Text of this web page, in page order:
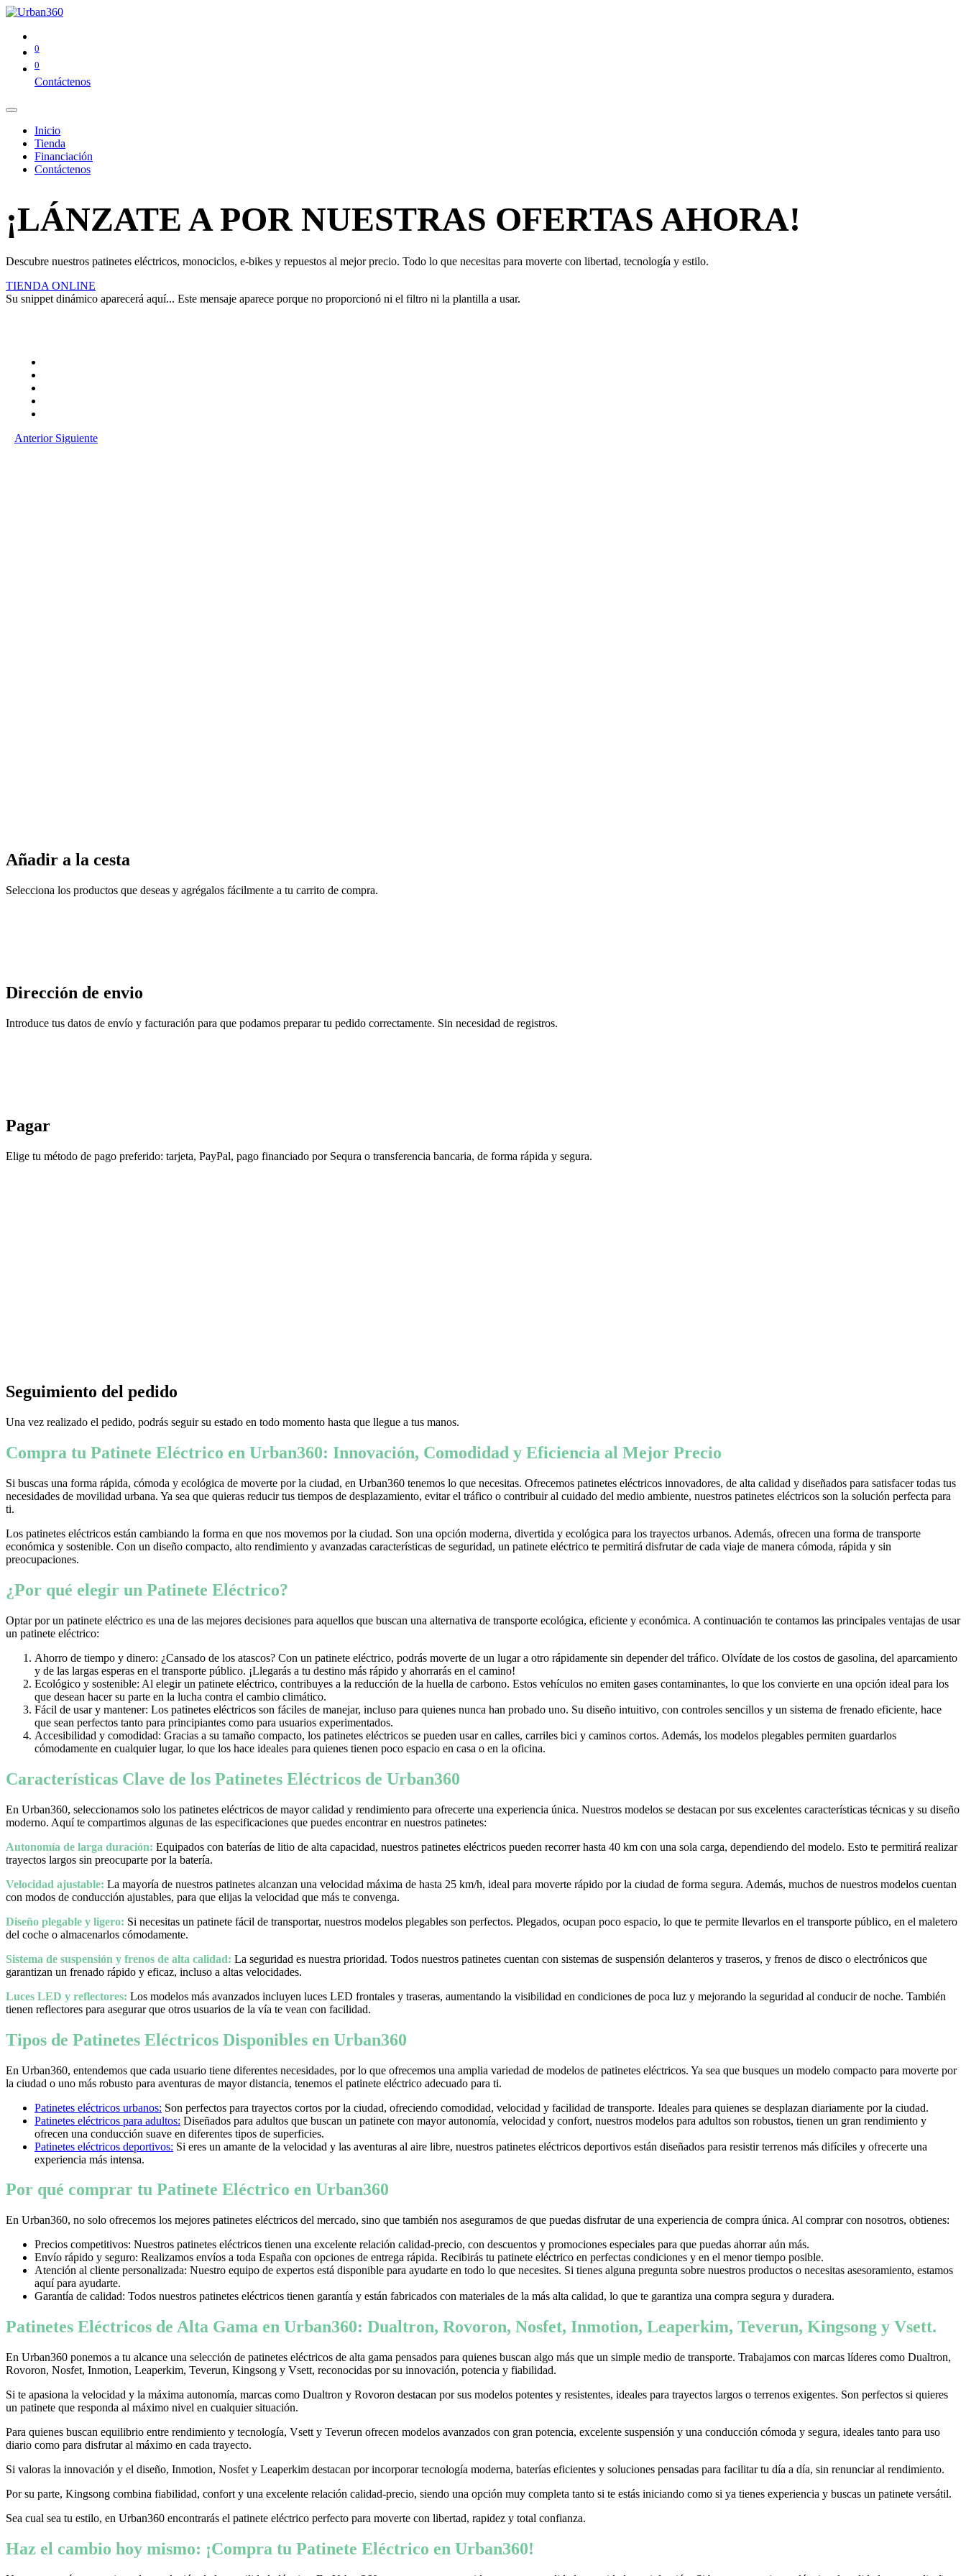
0
0
Contáctenos
Inicio
Tienda
Financiación
Contáctenos
¡LÁNZATE A POR NUESTRAS OFERTAS AHORA!
Descubre nuestros patinetes eléctricos, monociclos, e-bikes y repuestos al mejor precio. Todo lo que necesitas para moverte con libertad, tecnología y estilo.
TIENDA ONLINE
Su snippet dinámico aparecerá aquí... Este mensaje aparece porque no proporcionó ni el filtro ni la plantilla a usar.
Anterior Siguiente
Añadir a la cesta
Selecciona los productos que deseas y agrégalos fácilmente a tu carrito de compra.
Dirección de envio
Introduce tus datos de envío y facturación para que podamos preparar tu pedido correctamente. Sin necesidad de registros.
Pagar
Elige tu método de pago preferido: tarjeta, PayPal, pago financiado por Sequra o transferencia bancaria, de forma rápida y segura.
Seguimiento del pedido
Una vez realizado el pedido, podrás seguir su estado en todo momento hasta que llegue a tus manos.
Compra tu Patinete Eléctrico en Urban360: Innovación, Comodidad y Eficiencia al Mejor Precio
Si buscas una forma rápida, cómoda y ecológica de moverte por la ciudad, en Urban360 tenemos lo que necesitas. Ofrecemos patinetes eléctricos innovadores, de alta calidad y diseñados para satisfacer todas tus
necesidades de movilidad urbana. Ya sea que quieras reducir tus tiempos de desplazamiento, evitar el tráfico o contribuir al cuidado del medio ambiente, nuestros patinetes eléctricos son la solución perfecta para
ti.
Los patinetes eléctricos están cambiando la forma en que nos movemos por la ciudad. Son una opción moderna, divertida y ecológica para los trayectos urbanos. Además, ofrecen una forma de transporte
económica y sostenible. Con un diseño compacto, alto rendimiento y avanzadas características de seguridad, un patinete eléctrico te permitirá disfrutar de cada viaje de manera cómoda, rápida y sin
preocupaciones.
¿Por qué elegir un Patinete Eléctrico?
Optar por un patinete eléctrico es una de las mejores decisiones para aquellos que buscan una alternativa de transporte ecológica, eficiente y económica. A continuación te contamos las principales ventajas de usar
un patinete eléctrico:
Ahorro de tiempo y dinero: ¿Cansado de los atascos? Con un patinete eléctrico, podrás moverte de un lugar a otro rápidamente sin depender del tráfico. Olvídate de los costos de gasolina, del aparcamiento
y de las largas esperas en el transporte público. ¡Llegarás a tu destino más rápido y ahorrarás en el camino!
Ecológico y sostenible: Al elegir un patinete eléctrico, contribuyes a la reducción de la huella de carbono. Estos vehículos no emiten gases contaminantes, lo que los convierte en una opción ideal para los
que desean hacer su parte en la lucha contra el cambio climático.
Fácil de usar y mantener: Los patinetes eléctricos son fáciles de manejar, incluso para quienes nunca han probado uno. Su diseño intuitivo, con controles sencillos y un sistema de frenado eficiente, hace
que sean perfectos tanto para principiantes como para usuarios experimentados.
Accesibilidad y comodidad: Gracias a su tamaño compacto, los patinetes eléctricos se pueden usar en calles, carriles bici y caminos cortos. Además, los modelos plegables permiten guardarlos
cómodamente en cualquier lugar, lo que los hace ideales para quienes tienen poco espacio en casa o en la oficina.
Características Clave de los Patinetes Eléctricos de Urban360
En Urban360, seleccionamos solo los patinetes eléctricos de mayor calidad y rendimiento para ofrecerte una experiencia única. Nuestros modelos se destacan por sus excelentes características técnicas y su diseño
moderno. Aquí te compartimos algunas de las especificaciones que puedes encontrar en nuestros patinetes:
Autonomía de larga duración: Equipados con baterías de litio de alta capacidad, nuestros patinetes eléctricos pueden recorrer hasta 40 km con una sola carga, dependiendo del modelo. Esto te permitirá realizar
trayectos largos sin preocuparte por la batería.
Velocidad ajustable: La mayoría de nuestros patinetes alcanzan una velocidad máxima de hasta 25 km/h, ideal para moverte rápido por la ciudad de forma segura. Además, muchos de nuestros modelos cuentan
con modos de conducción ajustables, para que elijas la velocidad que más te convenga.
Diseño plegable y ligero: Si necesitas un patinete fácil de transportar, nuestros modelos plegables son perfectos. Plegados, ocupan poco espacio, lo que te permite llevarlos en el transporte público, en el maletero
del coche o almacenarlos cómodamente.
Sistema de suspensión y frenos de alta calidad: La seguridad es nuestra prioridad. Todos nuestros patinetes cuentan con sistemas de suspensión delanteros y traseros, y frenos de disco o electrónicos que
garantizan un frenado rápido y eficaz, incluso a altas velocidades.
Luces LED y reflectores: Los modelos más avanzados incluyen luces LED frontales y traseras, aumentando la visibilidad en condiciones de poca luz y mejorando la seguridad al conducir de noche. También
tienen reflectores para asegurar que otros usuarios de la vía te vean con facilidad.
Tipos de Patinetes Eléctricos Disponibles en Urban360
En Urban360, entendemos que cada usuario tiene diferentes necesidades, por lo que ofrecemos una amplia variedad de modelos de patinetes eléctricos. Ya sea que busques un modelo compacto para moverte por
la ciudad o uno más robusto para aventuras de mayor distancia, tenemos el patinete eléctrico adecuado para ti.
Patinetes eléctricos urbanos: Son perfectos para trayectos cortos por la ciudad, ofreciendo comodidad, velocidad y facilidad de transporte. Ideales para quienes se desplazan diariamente por la ciudad.
Patinetes eléctricos para adultos: Diseñados para adultos que buscan un patinete con mayor autonomía, velocidad y confort, nuestros modelos para adultos son robustos, tienen un gran rendimiento y
ofrecen una conducción suave en diferentes tipos de superficies.
Patinetes eléctricos deportivos: Si eres un amante de la velocidad y las aventuras al aire libre, nuestros patinetes eléctricos deportivos están diseñados para resistir terrenos más difíciles y ofrecerte una
experiencia más intensa.
Por qué comprar tu Patinete Eléctrico en Urban360
En Urban360, no solo ofrecemos los mejores patinetes eléctricos del mercado, sino que también nos aseguramos de que puedas disfrutar de una experiencia de compra única. Al comprar con nosotros, obtienes:
Precios competitivos: Nuestros patinetes eléctricos tienen una excelente relación calidad-precio, con descuentos y promociones especiales para que puedas ahorrar aún más.
Envío rápido y seguro: Realizamos envíos a toda España con opciones de entrega rápida. Recibirás tu patinete eléctrico en perfectas condiciones y en el menor tiempo posible.
Atención al cliente personalizada: Nuestro equipo de expertos está disponible para ayudarte en todo lo que necesites. Si tienes alguna pregunta sobre nuestros productos o necesitas asesoramiento, estamos
aquí para ayudarte.
Garantía de calidad: Todos nuestros patinetes eléctricos tienen garantía y están fabricados con materiales de la más alta calidad, lo que te garantiza una compra segura y duradera.
Patinetes Eléctricos de Alta Gama en Urban360: Dualtron, Rovoron, Nosfet, Inmotion, Leaperkim, Teverun, Kingsong y Vsett.
En Urban360 ponemos a tu alcance una selección de patinetes eléctricos de alta gama pensados para quienes buscan algo más que un simple medio de transporte. Trabajamos con marcas líderes como Dualtron,
Rovoron, Nosfet, Inmotion, Leaperkim, Teverun, Kingsong y Vsett, reconocidas por su innovación, potencia y fiabilidad.
Si te apasiona la velocidad y la máxima autonomía, marcas como Dualtron y Rovoron destacan por sus modelos potentes y resistentes, ideales para trayectos largos o terrenos exigentes. Son perfectos si quieres
un patinete que responda al máximo nivel en cualquier situación.
Para quienes buscan equilibrio entre rendimiento y tecnología, Vsett y Teverun ofrecen modelos avanzados con gran potencia, excelente suspensión y una conducción cómoda y segura, ideales tanto para uso
diario como para disfrutar al máximo en cada trayecto.
Si valoras la innovación y el diseño, Inmotion, Nosfet y Leaperkim destacan por incorporar tecnología moderna, baterías eficientes y soluciones pensadas para facilitar tu día a día, sin renunciar al rendimiento.
Por su parte, Kingsong combina fiabilidad, confort y una excelente relación calidad-precio, siendo una opción muy completa tanto si te estás iniciando como si ya tienes experiencia y buscas un patinete versátil.
Sea cual sea tu estilo, en Urban360 encontrarás el patinete eléctrico perfecto para moverte con libertad, rapidez y total confianza.
Haz el cambio hoy mismo: ¡Compra tu Patinete Eléctrico en Urban360!